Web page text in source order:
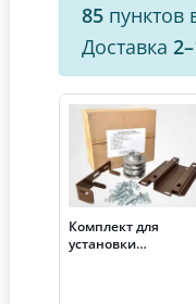
85 пунктов
Доставка
Комплект для
установки